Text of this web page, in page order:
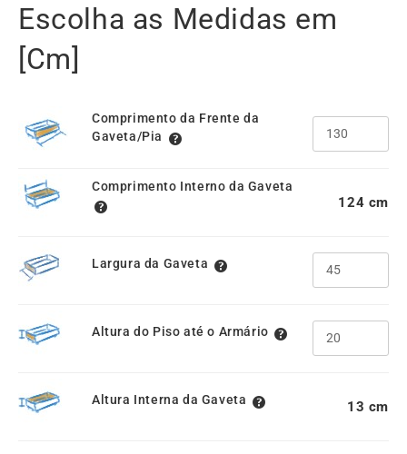
Escolha as Medidas em
[Cm]
Comprimento da Frente da
Gaveta/Pia
Comprimento Interno da Gaveta
124
Largura da Gaveta
Altura do Piso até o Armário
Altura Interna da Gaveta 13